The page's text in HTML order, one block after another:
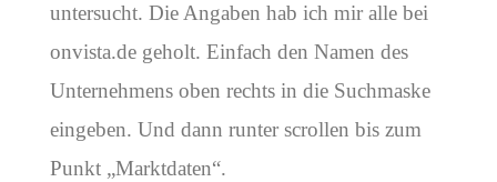
untersucht. Die Angaben hab ich mir alle bei
onvista.de geholt. Einfach den Namen des
Unternehmens oben rechts in die Suchmaske
eingeben. Und dann runter scrollen bis zum
Punkt „Marktdaten“.